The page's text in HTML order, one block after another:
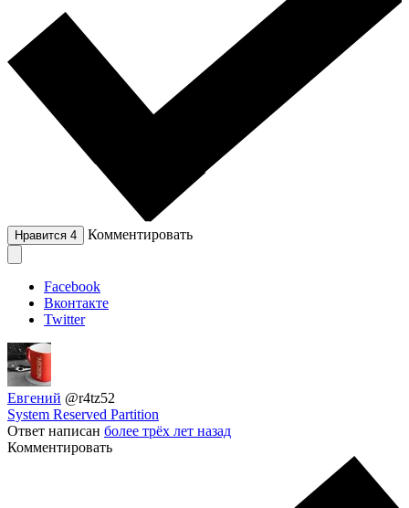
Нравится 4 Комментировать
Facebook
Вконтакте
Twitter
Евгений @r4tz52
System Reserved Partition
Ответ написан более трёх лет назад
Комментировать